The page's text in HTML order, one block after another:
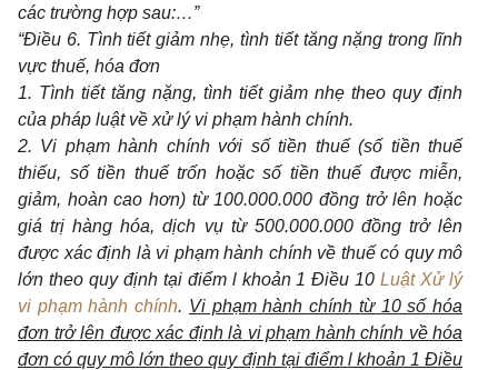
các trường hợp sau:…”
“Điều 6. Tình tiết giảm nhẹ, tình tiết tăng nặng trong lĩnh
vực thuế, hóa đơn
1. Tình tiết tăng nặng, tình tiết giảm nhẹ theo quy định
của pháp luật về xử lý vi phạm hành chính.
2. Vi phạm hành chính với số tiền thuế (số tiền thuế
thiếu, số tiền thuế trốn hoặc số tiền thuế được miễn,
giảm, hoàn cao hơn) từ 100.000.000 đồng trở lên hoặc
giá trị hàng hóa, dịch vụ từ 500.000.000 đồng trở lên
được xác định là vi phạm hành chính về thuế có quy mô
lớn theo quy định tại điểm l khoản 1 Điều 10Luật Xử lý
vi phạm hành chính. Vi phạm hành chính từ 10 số hóa
đơn trở lên được xác định là vi phạm hành chính về hóa
đơn có quy mô lớntheo quy định tại điểm lkhoản 1 Điều